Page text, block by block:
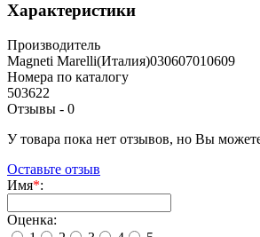
Характеристики
Производитель
Magneti Marelli(Италия)030607010609
Номера по каталогу
503622
Отзывы - 0
У товара пока нет отзывов, но Вы
Оставьте отзыв
Имя*:
Оценка: